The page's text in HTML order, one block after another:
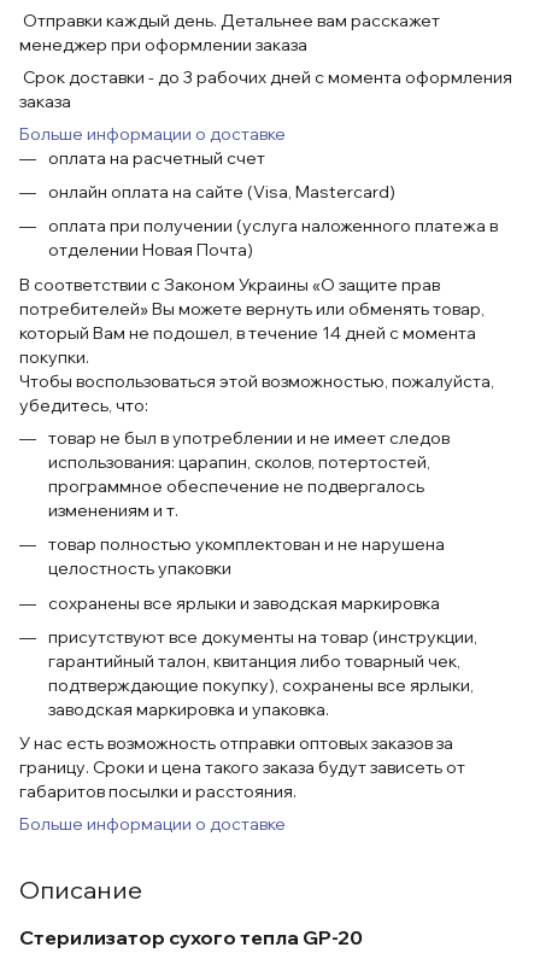
Отправки каждый день. Детальнее вам расскажет
менеджер при оформлении заказа
Срок доставки - до 3 рабочих дней с момента оформления
заказа
Больше информации о доставке
оплата на расчетный счет
онлайн оплата на сайте (Visa, Mastercard)
оплата при получении (услуга наложенного платежа в
отделении Новая Почта)
В соответствии с Законом Украины «О защите прав
потребителей» Вы можете вернуть или обменять товар,
который Вам не подошел, в течение 14 дней с момента
покупки.
Чтобы воспользоваться этой возможностью, пожалуйста,
убедитесь, что:
товар не был в употреблении и не имеет следов
использования: царапин, сколов, потертостей,
программное обеспечение не подвергалось
изменениям и т.
товар полностью укомплектован и не нарушена
целостность упаковки
сохранены все ярлыки и заводская маркировка
присутствуют все документы на товар (инструкции,
гарантийный талон, квитанция либо товарный чек,
подтверждающие покупку), сохранены все ярлыки,
заводская маркировка и упаковка.
У нас есть возможность отправки оптовых заказов за
границу. Сроки и цена такого заказа будут зависеть от
габаритов посылки и расстояния.
Больше информации о доставке
Описание
Стерилизатор сухого тепла GP-20